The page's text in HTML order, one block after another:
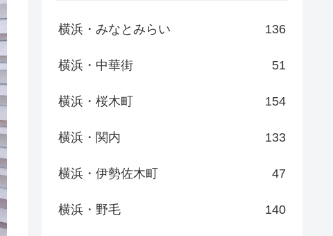
横浜・みなとみらい 136
横浜・中華街 51
横浜・桜木町 154
横浜・関内 133
横浜・伊勢佐木町 47
横浜・野毛 140